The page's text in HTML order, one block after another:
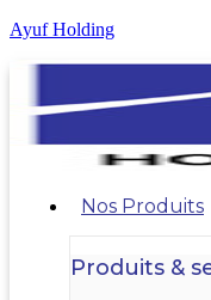
Ayuf Holding
Nos Produits
Produits &